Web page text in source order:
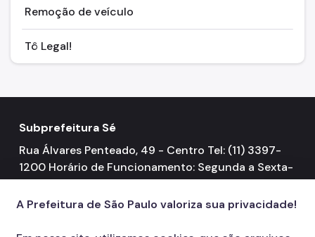
Remoção de veículo
Tô Legal!
Subprefeitura Sé
Rua Álvares Penteado, 49 - Centro Tel: (11) 3397-
1200 Horário de Funcionamento: Segunda a Sexta-
feira 08h00 às 17h00
A Prefeitura de São Paulo valoriza sua privacidade!